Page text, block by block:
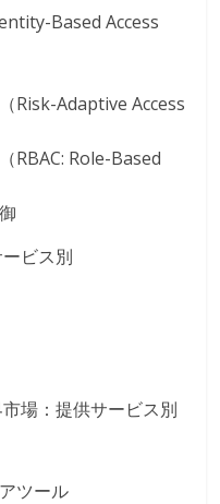
Based Access
Risk-Adaptive Access
RBAC: Role-Based
ビス別
場：提供サービス別
ツール